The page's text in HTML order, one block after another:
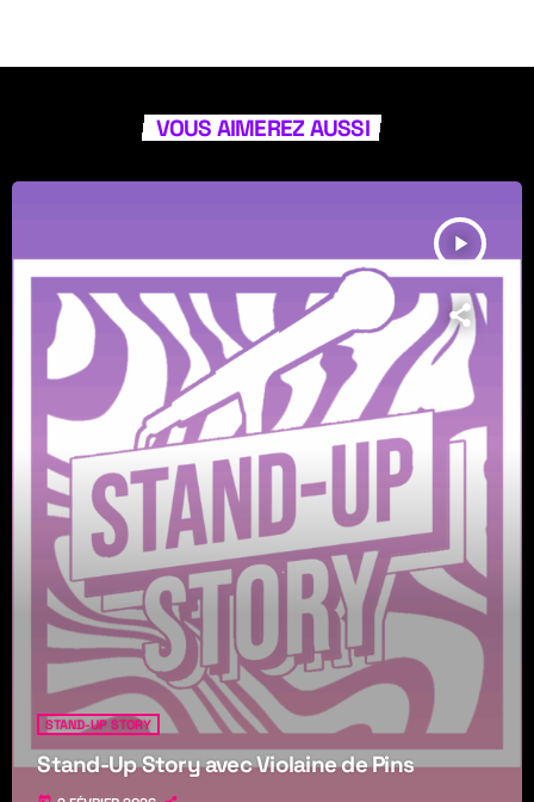
VOUS AIMEREZ AUSSI
play_arrow
STAND-UP STORY
Stand-Up Story avec Violaine de Pins